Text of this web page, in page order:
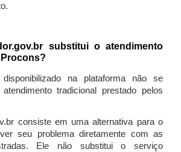
substitui o atendimento
na plataforma não se
tradicional prestado pelos
consiste em uma alternativa para o
seu problema diretamente com as
Ele não substitui o serviço